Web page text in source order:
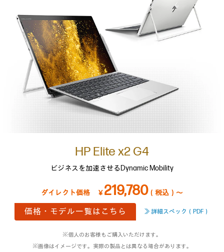
HP Elite x2 G4
ビジネスを加速させるDynamic Mobility
￥219,780（税込）～
価格・モデル一覧はこちら ≫ 詳細スペック（PDF）
※個人のお客様もご購入いただけます。
※画像はイメージです。実際の製品とは異なる場合があります。